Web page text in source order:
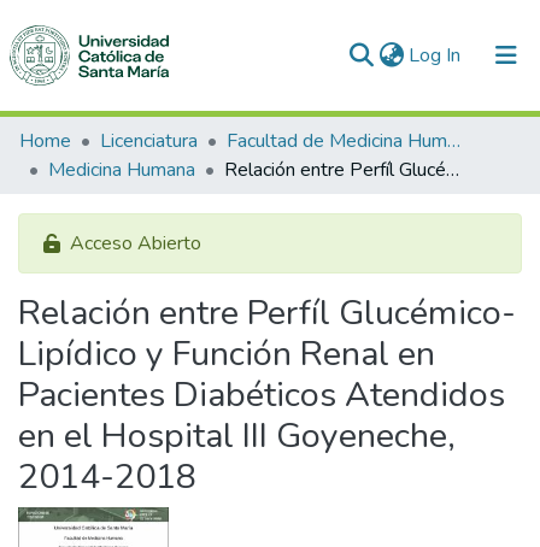
Log In (current)
Communities & Collections
All of DSpace
Statistics
Home Licenciatura
Facultad de Medicina Humana
Medicina Humana
Relación entre Perfíl Glucémico-Lipídico y Función Renal en Pacientes Diabéticos Atendidos en el Hospital III Goyeneche, 2014-2018
Acceso Abierto
Relación entre Perfíl Glucémico-
Lipídico y Función Renal en
Pacientes Diabéticos Atendidos
en el Hospital III Goyeneche,
2014-2018